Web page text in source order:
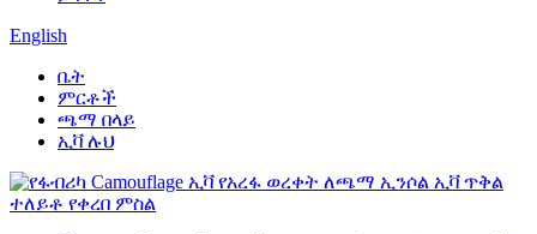
English
ቤት
ምርቶች
ጫማ በላይ
ኢቫ ሉህ